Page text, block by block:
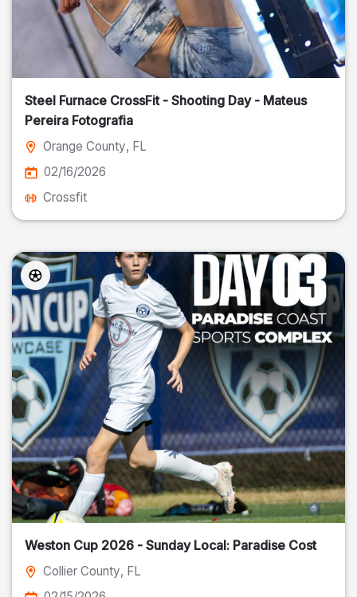
Steel Furnace CrossFit - Shooting Day - Mateus
Pereira Fotografia
Orange County, FL
02/16/2026
Crossfit
Weston Cup 2026 - Sunday Local: Paradise Cost
Collier County, FL